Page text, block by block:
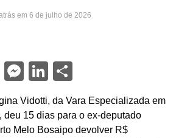
em 6 de julho de 2026
Messenger
LinkedIn
Share
Vidotti, da Vara Especializada em
deu 15 dias para o ex-deputado
Melo Bosaipo devolver R$